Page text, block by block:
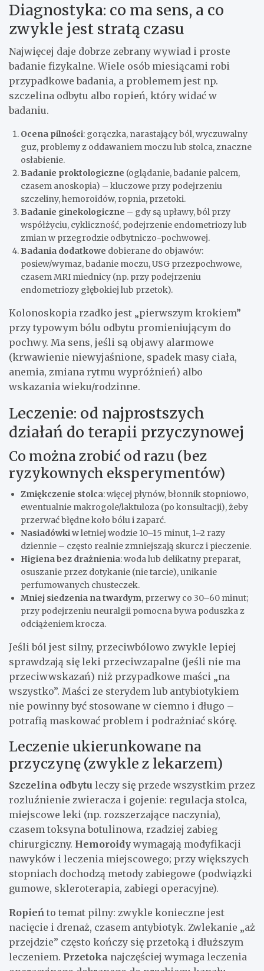
Diagnostyka: co ma sens, a co
zwykle jest stratą czasu
Najwięcej daje dobrze zebrany wywiad i proste
badanie fizykalne. Wiele osób miesiącami robi
przypadkowe badania, a problemem jest np.
szczelina odbytu albo ropień, który widać w
badaniu.
Ocena pilności: gorączka, narastający ból, wyczuwalny
guz, problemy z oddawaniem moczu lub stolca, znaczne
osłabienie.
Badanie proktologiczne (oglądanie, badanie palcem,
czasem anoskopia) – kluczowe przy podejrzeniu
szczeliny, hemoroidów, ropnia, przetoki.
Badanie ginekologiczne – gdy są upławy, ból przy
współżyciu, cykliczność, podejrzenie endometriozy lub
zmian w przegrodzie odbytniczo-pochwowej.
Badania dodatkowe dobierane do objawów:
posiew/wymaz, badanie moczu, USG przezpochwowe,
czasem MRI miednicy (np. przy podejrzeniu
endometriozy głębokiej lub przetok).
Kolonoskopia rzadko jest „pierwszym krokiem”
przy typowym bólu odbytu promieniującym do
pochwy. Ma sens, jeśli są objawy alarmowe
(krwawienie niewyjaśnione, spadek masy ciała,
anemia, zmiana rytmu wypróżnień) albo
wskazania wieku/rodzinne.
Leczenie: od najprostszych
działań do terapii przyczynowej
Co można zrobić od razu (bez
ryzykownych eksperymentów)
Zmiękczenie stolca: więcej płynów, błonnik stopniowo,
ewentualnie makrogole/laktuloza (po konsultacji), żeby
przerwać błędne koło bólu i zaparć.
Nasiadówkiw letniej wodzie 10–15 minut, 1–2 razy
dziennie – często realnie zmniejszają skurcz i pieczenie.
Higiena bez drażnienia: woda lub delikatny preparat,
osuszanie przez dotykanie (nie tarcie), unikanie
perfumowanych chusteczek.
Mniej siedzenia na twardym, przerwy co 30–60 minut;
przy podejrzeniu neuralgii pomocna bywa poduszka z
odciążeniem krocza.
Jeśli ból jest silny, przeciwbólowo zwykle lepiej
sprawdzają się leki przeciwzapalne (jeśli nie ma
przeciwwskazań) niż przypadkowe maści „na
wszystko”. Maści ze sterydem lub antybiotykiem
nie powinny być stosowane w ciemno i długo –
potrafią maskować problem i podrażniać skórę.
Leczenie ukierunkowane na
przyczynę (zwykle z lekarzem)
Szczelina odbytu leczy się przede wszystkim przez
rozluźnienie zwieracza i gojenie: regulacja stolca,
miejscowe leki (np. rozszerzające naczynia),
czasem toksyna botulinowa, rzadziej zabieg
chirurgiczny. Hemoroidy wymagają modyfikacji
nawyków i leczenia miejscowego; przy większych
stopniach dochodzą metody zabiegowe (podwiązki
gumowe, skleroterapia, zabiegi operacyjne).
Ropień to temat pilny: zwykle konieczne jest
nacięcie i drenaż, czasem antybiotyk. Zwlekanie „aż
przejdzie” często kończy się przetoką i dłuższym
leczeniem. Przetoka najczęściej wymaga leczenia